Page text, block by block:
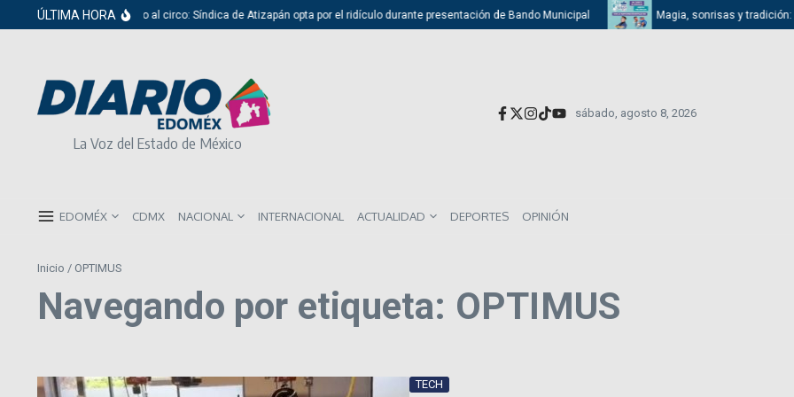
Saltar al contenido
ÚLTIMA HORADel cabildo al circo: Síndica de Atizapán opta por el ridículo durante presentación de Bando Municipal Magia, sonrisas y tradición:
La Voz del Estado de México
sábado, agosto 8, 2026
EDOMÉX CDMX NACIONAL INTERNACIONAL ACTUALIDAD DEPORTES OPINIÓN
Inicio / OPTIMUS
Navegando por etiqueta: OPTIMUS
TECH